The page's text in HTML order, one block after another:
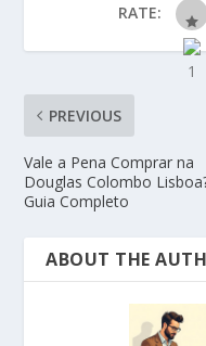
RATE:
PREVIOUS
Vale a Pena Comprar na
Douglas Colombo
Guia Completo
ABOUT THE